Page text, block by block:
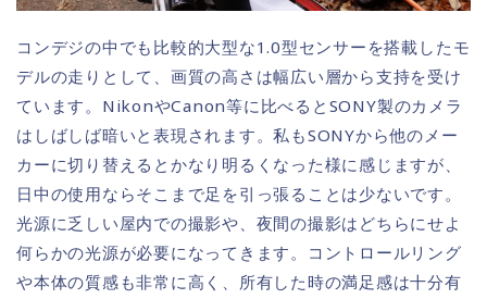
コンデジの中でも比較的大型な1.0型センサーを搭載したモ
デルの走りとして、画質の高さは幅広い層から支持を受け
ています。NikonやCanon等に比べるとSONY製のカメラ
はしばしば暗いと表現されます。私もSONYから他のメー
カーに切り替えるとかなり明るくなった様に感じますが、
日中の使用ならそこまで足を引っ張ることは少ないです。
光源に乏しい屋内での撮影や、夜間の撮影はどちらにせよ
何らかの光源が必要になってきます。コントロールリング
や本体の質感も非常に高く、所有した時の満足感は十分有